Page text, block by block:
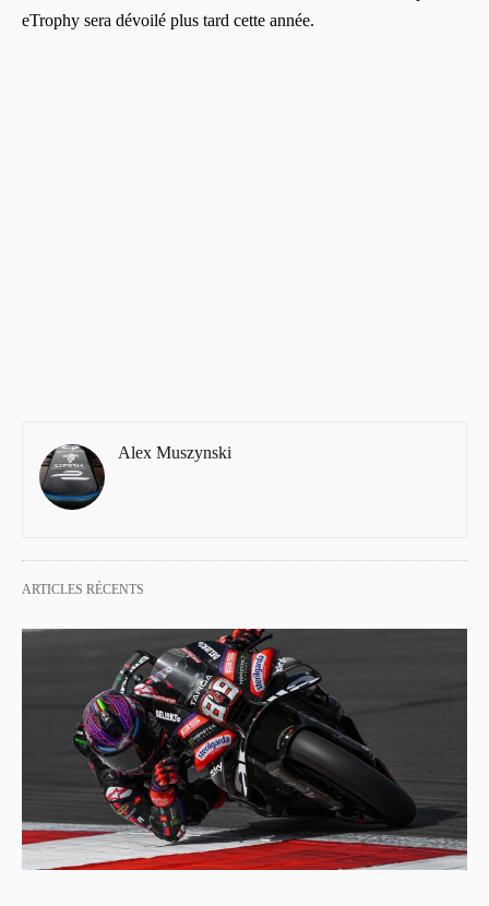
eTrophy sera dévoilé plus tard cette année.
Alex Muszynski
ARTICLES RÉCENTS